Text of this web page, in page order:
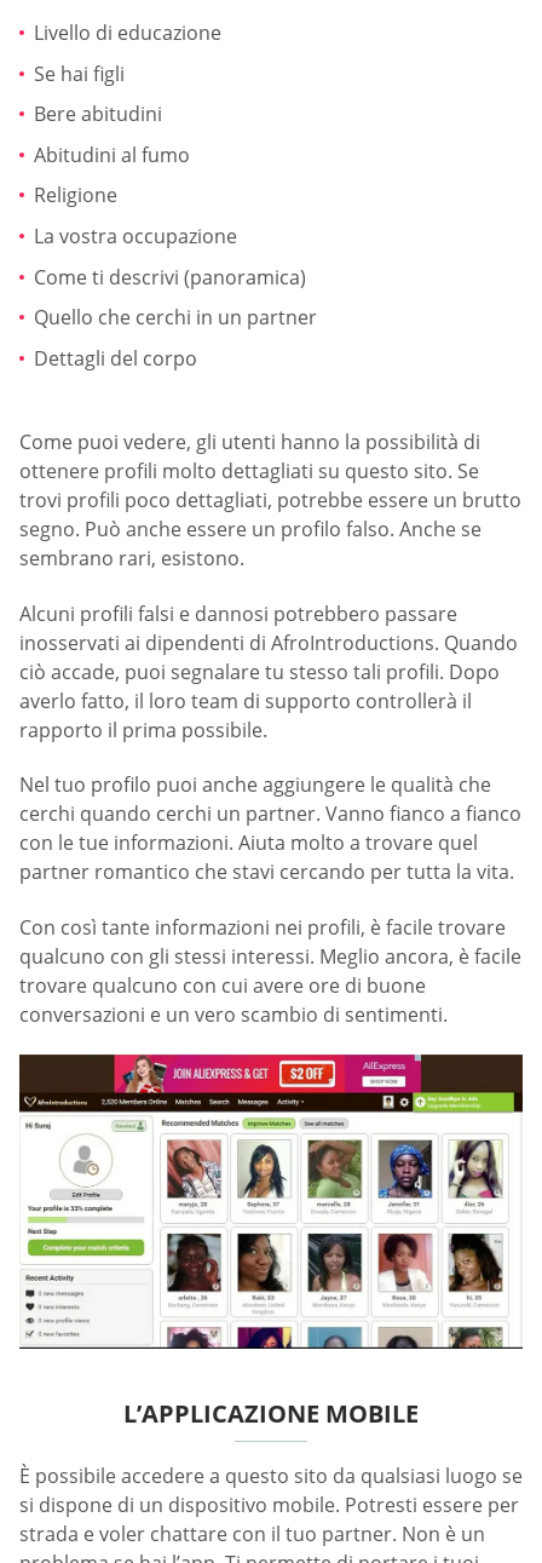
Livello di educazione
Se hai figli
Bere abitudini
Abitudini al fumo
Religione
La vostra occupazione
Come ti descrivi (panoramica)
Quello che cerchi in un partner
Dettagli del corpo
Come puoi vedere, gli utenti hanno la possibilità di
ottenere profili molto dettagliati su questo sito. Se
trovi profili poco dettagliati, potrebbe essere un brutto
segno. Può anche essere un profilo falso. Anche se
sembrano rari, esistono.
Alcuni profili falsi e dannosi potrebbero passare
inosservati ai dipendenti di AfroIntroductions. Quando
ciò accade, puoi segnalare tu stesso tali profili. Dopo
averlo fatto, il loro team di supporto controllerà il
rapporto il prima possibile.
Nel tuo profilo puoi anche aggiungere le qualità che
cerchi quando cerchi un partner. Vanno fianco a fianco
con le tue informazioni. Aiuta molto a trovare quel
partner romantico che stavi cercando per tutta la vita.
Con così tante informazioni nei profili, è facile trovare
qualcuno con gli stessi interessi. Meglio ancora, è facile
trovare qualcuno con cui avere ore di buone
conversazioni e un vero scambio di sentimenti.
L’APPLICAZIONE MOBILE
È possibile accedere a questo sito da qualsiasi luogo se
si dispone di un dispositivo mobile. Potresti essere per
strada e voler chattare con il tuo partner. Non è un